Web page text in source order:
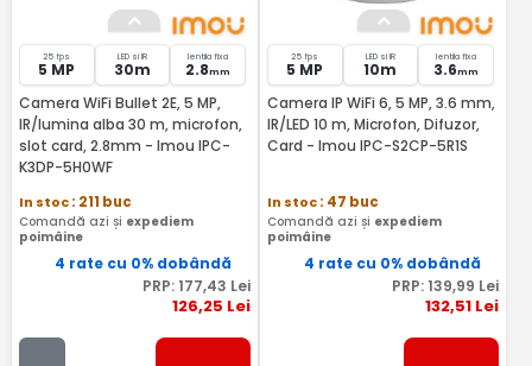
25 fps
5 MP
LED si IR
30m
lentila fixa
2.8mm
Camera WiFi Bullet 2E, 5 MP,
IR/lumina alba 30 m, microfon,
slot card, 2.8mm - Imou IPC-
K3DP-5H0WF
In stoc: 211 buc
Comandă azi și expediem
poimâine
4 rate cu 0% dobândă
PRP: 177,43 Lei
126,25 Lei
25 fps
5 MP
LED si IR
10m
lentila fixa
3.6mm
Camera IP WiFi 6, 5 MP, 3.6 mm,
IR/LED 10 m, Microfon, Difuzor,
Card - Imou IPC-S2CP-5R1S
In stoc: 47 buc
Comandă azi și expediem
poimâine
4 rate cu 0% dobândă
PRP: 139,99 Lei
132,51 Lei